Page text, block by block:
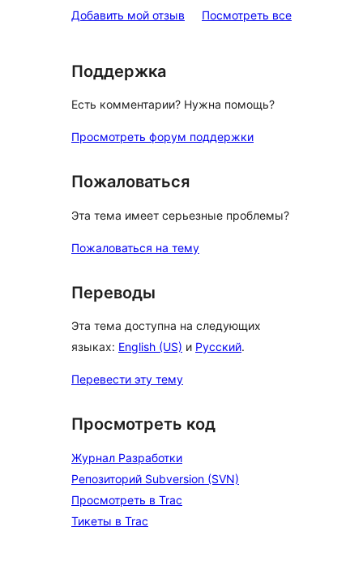
Добавить мой отзыв Посмотреть всеотзывы
Поддержка
Есть комментарии? Нужна помощь?
Просмотреть форум поддержки
Пожаловаться
Эта тема имеет серьезные проблемы?
Пожаловаться на тему
Переводы
Эта тема доступна на следующих
языках: English (US) и Русский.
Перевести эту тему
Просмотреть код
Журнал Разработки
Репозиторий Subversion (SVN)
Просмотреть в Trac
Тикеты в Trac